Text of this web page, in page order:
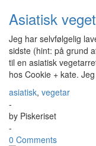
Asiatisk
Jeg har selvfølgelig
sidste (hint: på grund
til en asiatisk
hos Cookie + kate.
asiatisk, vegetar
-
by Piskeriset
-
0 Comments